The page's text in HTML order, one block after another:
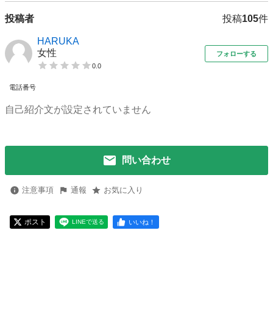
投稿者 投稿105件
HARUKA
女性
0.0
フォローする
電話番号
自己紹介文が設定されていません
問い合わせ
注意事項 通報 お気に入り
ポスト LINEで送る いいね！